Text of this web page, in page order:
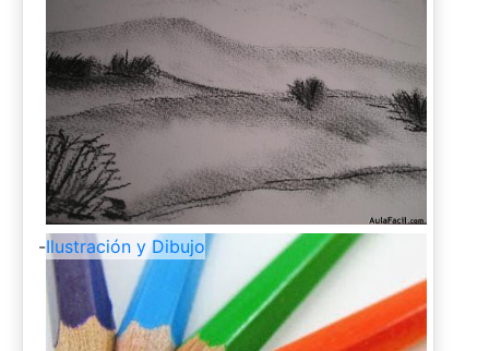
-Ilustración y Dibujo